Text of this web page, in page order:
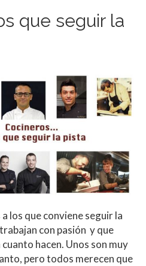
que seguir la
los que conviene seguir la
con pasión y que
hacen. Unos son muy
pero todos merecen que